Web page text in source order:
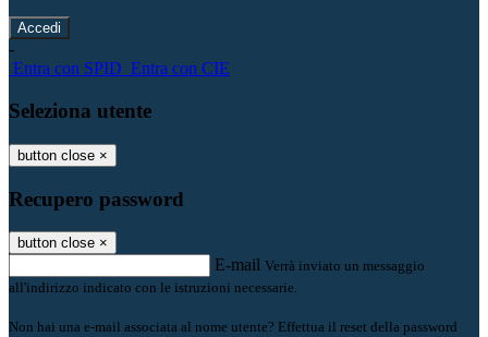
-
Entra con SPID Entra con CIE
Seleziona utente
button close ×
Recupero password
button close ×
E-mail Verrà inviato un messaggio
all'indirizzo indicato con le istruzioni necessarie.
Non hai una e-mail associata al nome utente? Effettua il reset della password